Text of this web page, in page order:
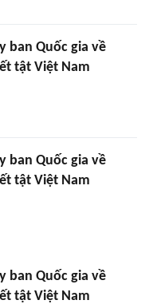
ban Quốc gia về
tật Việt Nam
ban Quốc gia về
tật Việt Nam
ban Quốc gia về
tật Việt Nam